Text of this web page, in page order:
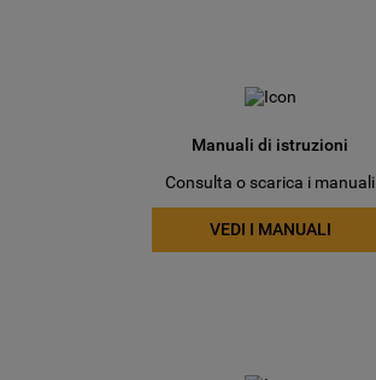
Manuali di istruzioni
Consulta o scarica i manuali
VEDI I MANUALI